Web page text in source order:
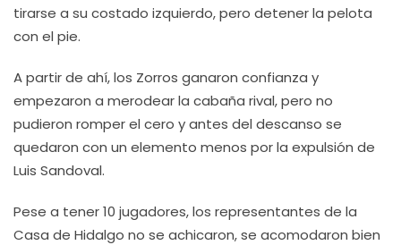
tirarse a su costado izquierdo, pero detener la pelota
con el pie.
A partir de ahí, los Zorros ganaron confianza y
empezaron a merodear la cabaña rival, pero no
pudieron romper el cero y antes del descanso se
quedaron con un elemento menos por la expulsión de
Luis Sandoval.
Pese a tener 10 jugadores, los representantes de la
Casa de Hidalgo no se achicaron, se acomodaron bien